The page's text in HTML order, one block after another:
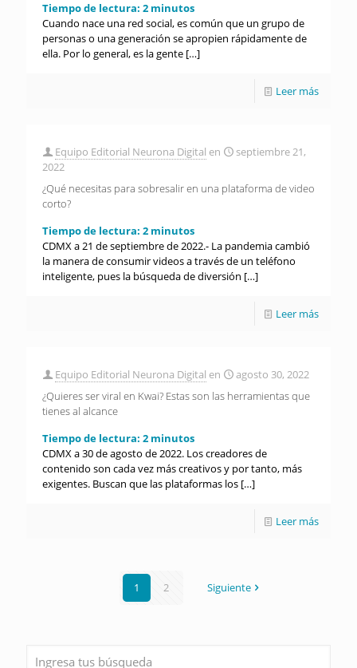
Tiempo de lectura: 2 minutos
Cuando nace una red social, es común que un grupo de
personas o una generación se apropien rápidamente de
ella. Por lo general, es la gente […]
Leer más
Equipo Editorial Neurona Digital en
septiembre 21,
2022
¿Qué necesitas para sobresalir en una plataforma de video
corto?
Tiempo de lectura: 2 minutos
CDMX a 21 de septiembre de 2022.- La pandemia cambió
la manera de consumir videos a través de un teléfono
inteligente, pues la búsqueda de diversión […]
Leer más
Equipo Editorial Neurona Digital en
agosto 30, 2022
¿Quieres ser viral en Kwai? Estas son las herramientas que
tienes al alcance
Tiempo de lectura: 2 minutos
CDMX a 30 de agosto de 2022. Los creadores de
contenido son cada vez más creativos y por tanto, más
exigentes. Buscan que las plataformas los […]
Leer más
1 2 Siguiente